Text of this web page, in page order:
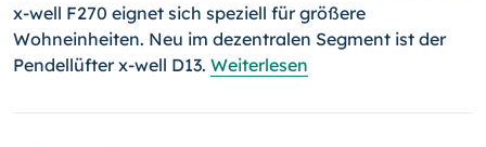
x-well F270 eignet sich speziell für größere
Wohneinheiten. Neu im dezentralen Segment ist der
Pen­del­lüf­ter x-well D13. Weiterlesen